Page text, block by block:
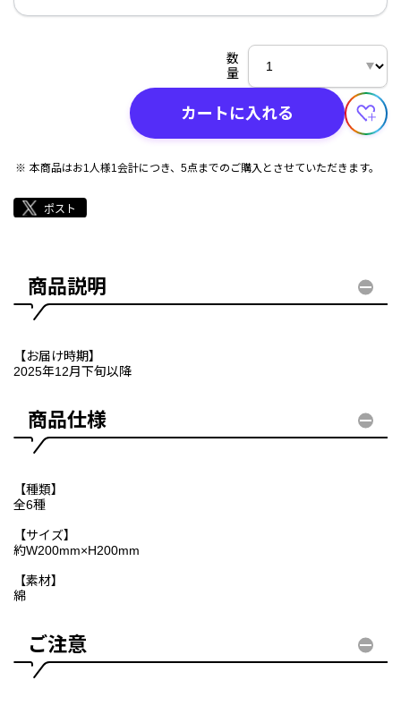
数
量
カートに入れる
本商品はお1人様1会計につき、5点までのご購入とさせていただきます。
商品説明
【お届け時期】
2025年12月下旬以降
商品仕様
【種類】
全6種
【サイズ】
約W200mm×H200mm
【素材】
綿
ご注意